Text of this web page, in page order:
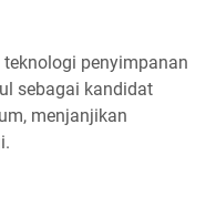
penyimpanan
sebagai kandidat
menjanjikan